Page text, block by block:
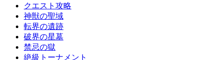
クエスト攻略
神獣の聖域
転界の遺跡
破界の星墓
禁忌の獄
絶級トーナメント